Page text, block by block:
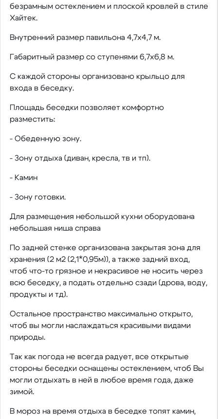
безрамным остеклением и плоской кровлей в стиле
Хайтек.
Внутренний размер павильона 4,7х4,7 м.
Габаритный размер со ступенями 6,7х6,8 м.
С каждой стороны организовано крыльцо для
входа в беседку.
Площадь беседки позволяет комфортно
разместить:
- Обеденную зону.
- Зону отдыха (диван, кресла, тв и тп).
- Камин
- Зону готовки.
Для размещения небольшой кухни оборудована
небольшая ниша справа
По задней стенке организована закрытая зона для
хранения (2 м2 (2,1*0,95м)), а также задний вход,
чтоб что-то грязное и некрасивое не носить через
всю беседку, а подать отдельно сзади (дрова, воду,
продукты и тд).
Остальное пространство максимально открыто,
чтоб вы могли наслаждаться красивыми видами
природы.
Так как погода не всегда радует, все открытые
стороны беседки оснащены остеклением, чтоб Вы
могли отдыхать в ней в любое время года, даже
зимой.
В мороз на время отдыха в беседке топят камин,